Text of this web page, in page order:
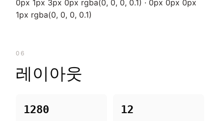
0px 1px 3px 0px rgba(0, 0, 0, 0.1) · 0px 0px 0px
1px rgba(0, 0, 0, 0.1)
06
레이아웃
1280 12